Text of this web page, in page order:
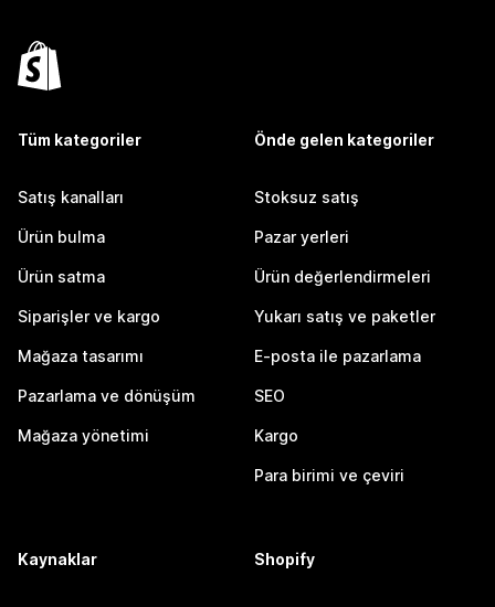
Tüm kategoriler
Satış kanalları
Ürün bulma
Ürün satma
Siparişler ve kargo
Mağaza tasarımı
Pazarlama ve dönüşüm
Mağaza yönetimi
Önde gelen kategoriler
Stoksuz satış
Pazar yerleri
Ürün değerlendirmeleri
Yukarı satış ve paketler
E-posta ile pazarlama
SEO
Kargo
Para birimi ve çeviri
Kaynaklar Shopify